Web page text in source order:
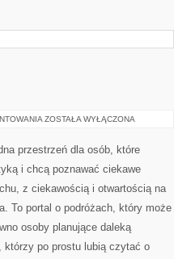
GRECJA
ZOSTAŁA WYŁĄCZONA
przestrzeń dla osób, które
i chcą poznawać ciekawe
z ciekawością i otwartością na
To portal o podróżach, który może
osoby planujące daleką
którzy po prostu lubią czytać o